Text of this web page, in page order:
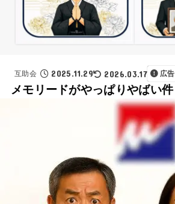
互助会 2025.11.29 2026.03.17 広告
メモリードがやっぱりやばい件